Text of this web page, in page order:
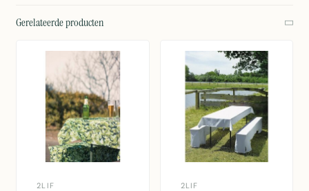
Gerelateerde producten
2LIF 2LIF